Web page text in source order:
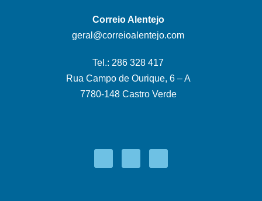
Correio Alentejo
geral@correioalentejo.com
Tel.: 286 328 417
Rua Campo de Ourique, 6 – A
7780-148 Castro Verde